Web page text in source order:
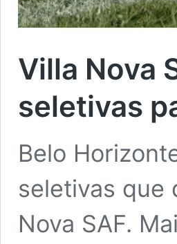
Villa Nova
seletivas
Belo
seletivas que
Nova SAF.